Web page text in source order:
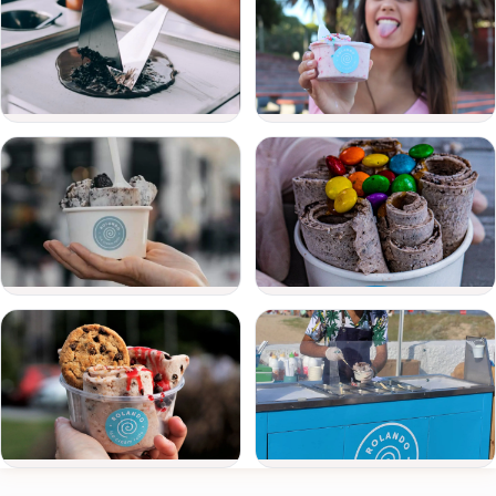
de
evento
Fecha
del
evento
Personas
Detalle
del
evento